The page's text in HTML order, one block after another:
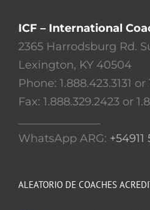
ICF – International
2365 Harrodsburg Rd.
Lexington, KY 40504
Phone: 1.888.423.3131 or
Fax: 1.888.329.2423 or
WhatsApp ARG:
ALEATORIO DE COACHES